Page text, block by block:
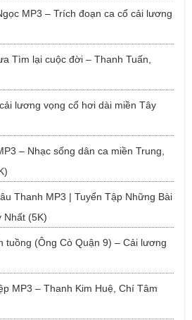
MP3 – Trích đoạn ca cổ cải lương
Tìm lại cuộc đời – Thanh Tuấn,
lương vọng cổ hơi dài miền Tây
– Nhạc sống dân ca miền Trung,
Thanh MP3 | Tuyển Tập Những Bài
Nhất (5K)
tuồng (Ông Cò Quận 9) – Cải lương
MP3 – Thanh Kim Huệ, Chí Tâm